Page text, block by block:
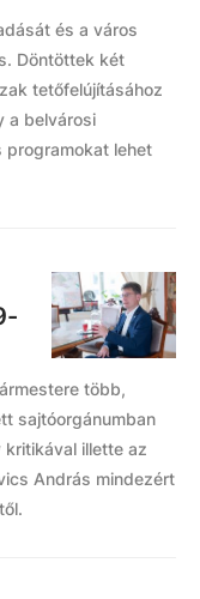
és a város
Döntöttek két
tetőfelújításához
a belvárosi
programokat lehet
több,
sajtóorgánumban
illette az
András mindezért